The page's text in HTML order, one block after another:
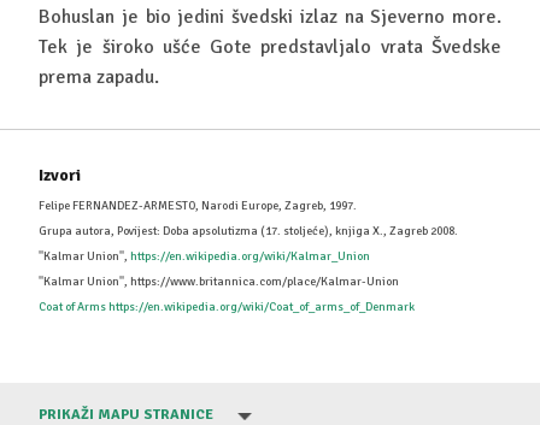
Bohuslan je bio jedini švedski izlaz na Sjeverno more.
Tek je široko ušće Gote predstavljalo vrata Švedske
prema zapadu.
Izvori
Felipe FERNANDEZ-ARMESTO, Narodi Europe, Zagreb, 1997.
Grupa autora, Povijest: Doba apsolutizma (17. stoljeće), knjiga X., Zagreb 2008.
''Kalmar Union'', https://en.wikipedia.org/wiki/Kalmar_Union
''Kalmar Union'', https://www.britannica.com/place/Kalmar-Union
Coat of Arms https://en.wikipedia.org/wiki/Coat_of_arms_of_Denmark
PRIKAŽI MAPU STRANICE